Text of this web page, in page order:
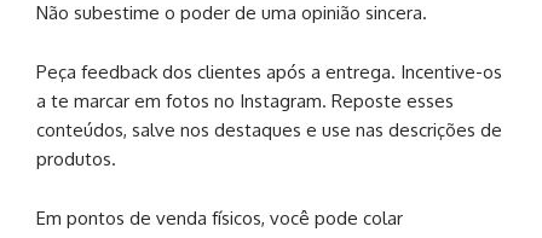
Não subestime o poder de uma opinião sincera.
Peça feedback dos clientes após a entrega. Incentive-os
a te marcar em fotos no Instagram. Reposte esses
conteúdos, salve nos destaques e use nas descrições de
produtos.
Em pontos de venda físicos, você pode colar